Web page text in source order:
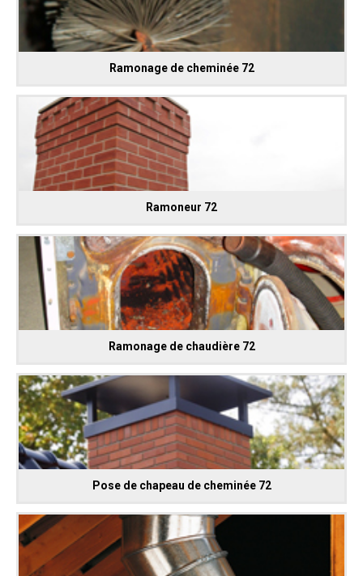
Ramonage de cheminée 72
Ramoneur 72
Ramonage de chaudière 72
Pose de chapeau de cheminée 72